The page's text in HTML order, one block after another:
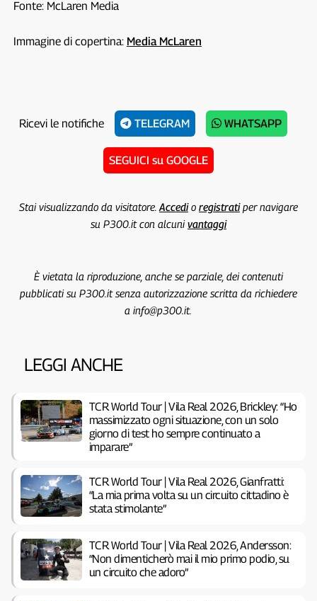
Fonte: McLaren Media
Immagine di copertina: Media McLaren
Ricevi le notifiche TELEGRAM WHATSAPP
SEGUICI su GOOGLE
Stai visualizzando da visitatore. Accedio registratiper navigare
su P300.it con alcunivantaggi
È vietata la riproduzione, anche se parziale, dei contenuti
pubblicati su P300.it senza autorizzazione scritta da richiedere
a info@p300.it.
LEGGI ANCHE
TCR World Tour | Vila Real 2026, Brickley: “Ho
massimizzato ogni situazione, con un solo
giorno di test ho sempre continuato a
imparare”
TCR World Tour | Vila Real 2026, Gianfratti:
“La mia prima volta su un circuito cittadino è
stata stimolante”
TCR World Tour | Vila Real 2026, Andersson:
“Non dimenticherò mai il mio primo podio, su
un circuito che adoro”